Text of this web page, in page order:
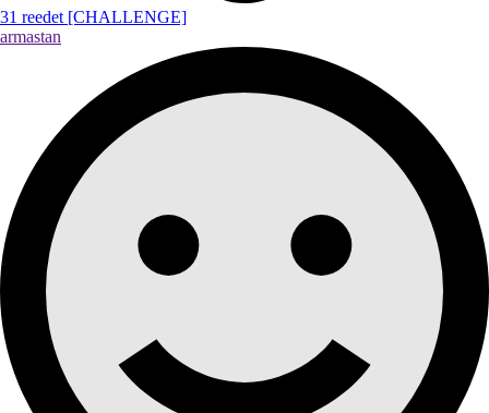
31 reedet [CHALLENGE]
armastan